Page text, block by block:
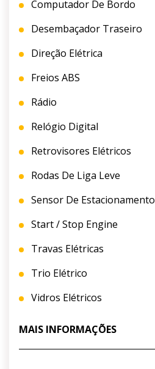
Computador De Bordo
Desembaçador Traseiro
Direção Elétrica
Freios ABS
Rádio
Relógio Digital
Retrovisores Elétricos
Rodas De Liga Leve
Sensor De Estacionamento
Start / Stop Engine
Travas Elétricas
Trio Elétrico
Vidros Elétricos
MAIS INFORMAÇÕES